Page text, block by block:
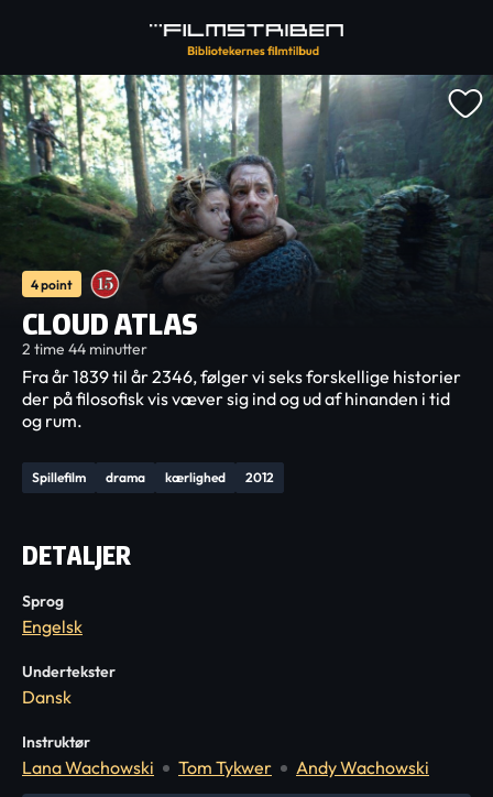
4 point
CLOUD ATLAS
2 time 44 minutter
Spillefilm drama kærlighed 2012
Fra år 1839 til år 2346, følger vi seks forskellige historier
der på filosofisk vis væver sig ind og ud af hinanden i tid
og rum.
DETALJER
Sprog
Engelsk
Undertekster
Dansk
Instruktør
Lana Wachowski Tom Tykwer Andy Wachowski